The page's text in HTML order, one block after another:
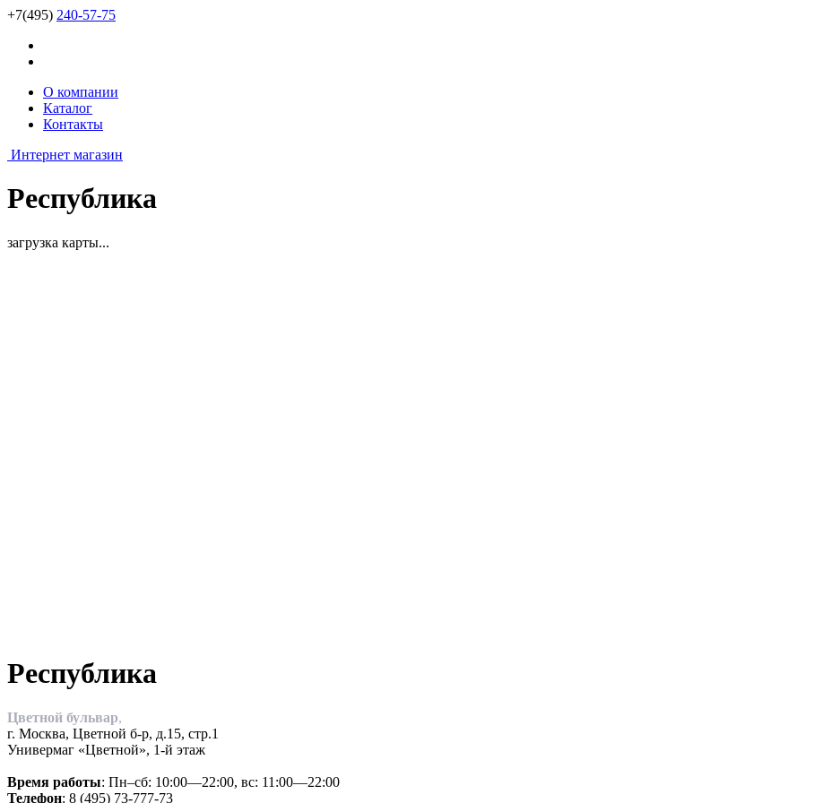
+7(495) 240-57-75
О компании
Каталог
Контакты
Интернет магазин
Республика
загрузка карты...
Республика
Цветной бульвар,
г. Москва, Цветной б-р, д.15, стр.1
Универмаг «Цветной», 1-й этаж
Время работы: Пн–сб: 10:00—22:00, вс: 11:00—22:00
Телефон: 8 (495) 73-777-73